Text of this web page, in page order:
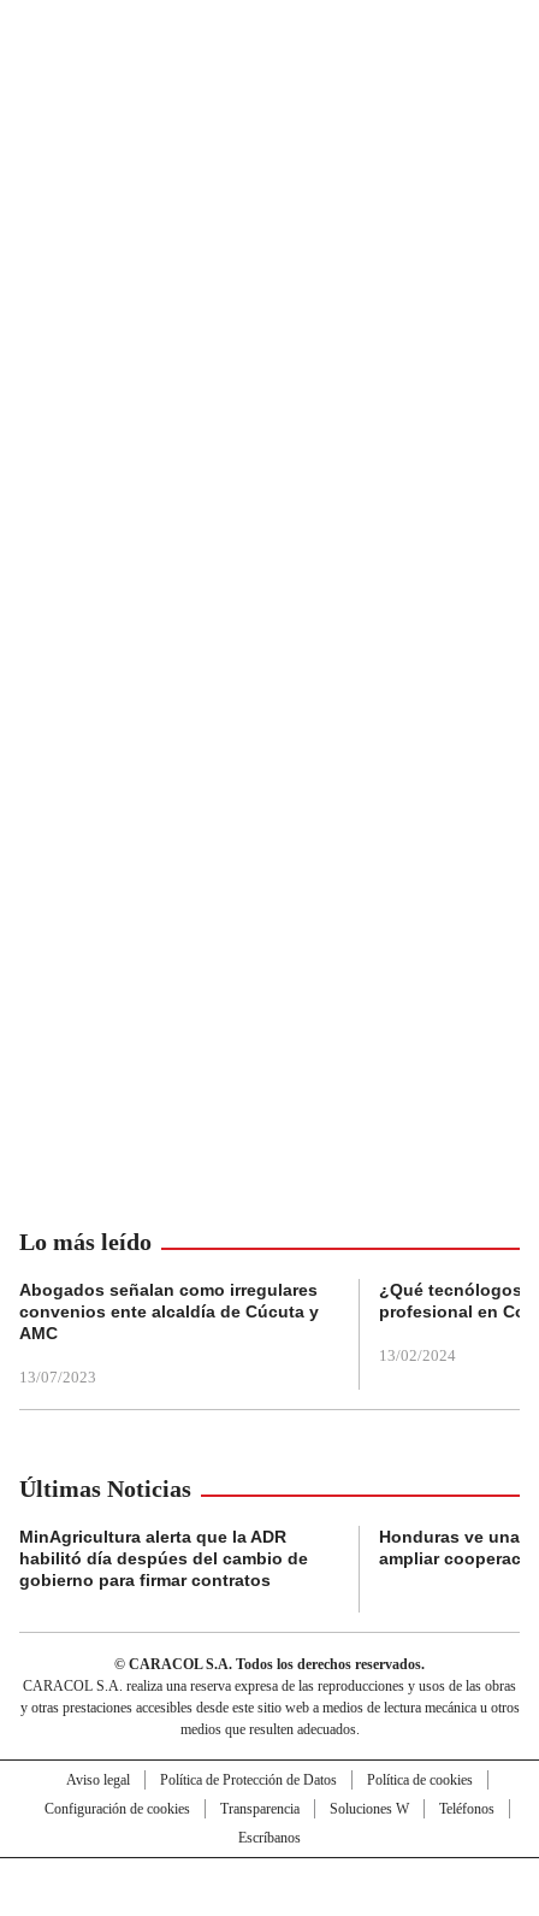
Lo más leído
Abogados señalan como irregulares
convenios ente alcaldía de Cúcuta y
AMC
13/07/2023
¿Qué tecnólogos
profesional en
13/02/2024
Últimas Noticias
MinAgricultura alerta que la ADR
habilitó día despúes del cambio de
gobierno para firmar contratos
Honduras ve una
ampliar
© CARACOL S.A. Todos los derechos reservados.
CARACOL S.A. realiza una reserva expresa de las reproducciones y usos de las obras
y otras prestaciones accesibles desde este sitio web a medios de lectura mecánica u otros
medios que resulten adecuados.
Aviso legal Política de Protección de Datos
Política de cookies
Configuración de cookies
Transparencia Soluciones W
Teléfonos
Escríbanos